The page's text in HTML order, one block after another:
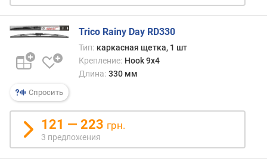
Спросить
Trico Rainy Day RD330
Тип: каркасная щетка, 1 шт
Крепление: Hook 9x4
Длина: 330 мм
121 — 223 грн.
3 предложения